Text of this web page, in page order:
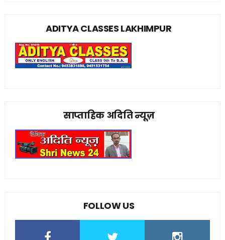
ADITYA CLASSES LAKHIMPUR
साप्ताहिक अदिति न्यूज़
FOLLOW US